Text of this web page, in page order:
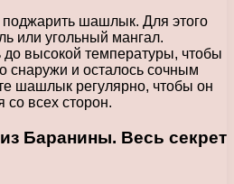
шашлык. Для этого
или угольный мангал.
до высокой температуры, чтобы
снаружи и осталось сочным
шашлык регулярно, чтобы он
всех сторон.
Баранины. Весь секрет